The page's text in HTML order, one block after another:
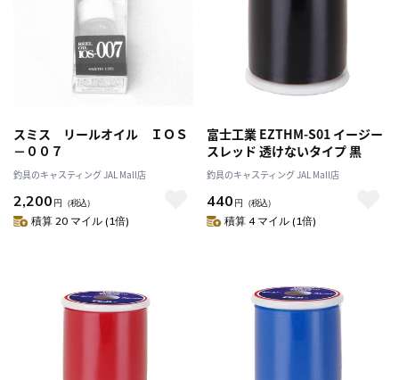
スミス リールオイル ＩＯＳ
－００７
釣具のキャスティング JAL Mall店
2,200 円 （税込）
積算 20 マイル (1倍)
富士工業 EZTHM-S01 イージー
スレッド 透けないタイプ 黒
釣具のキャスティング JAL Mall店
440 円 （税込）
積算 4 マイル (1倍)